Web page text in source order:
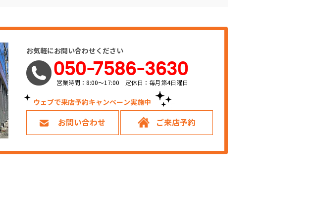
お気軽にお問い合わせください
050-7586-3630
営業時間：8:00～17:00 定休日：毎月第4日曜日
ウェブで来店予約キャンペーン実施中！
お問い合わせ ご来店予約